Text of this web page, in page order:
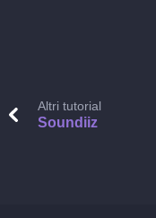
Altri tutorial
Soundiiz